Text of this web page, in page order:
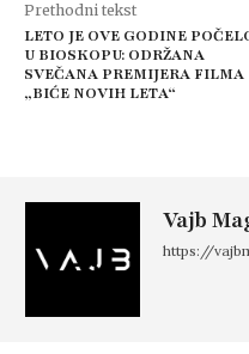
Prethodni tekst
LETO JE OVE GODINE
U BIOSKOPU: ODRŽANA
SVEČANA PREMIJERA FILMA
„BIĆE NOVIH LETA“
Vajb
https://